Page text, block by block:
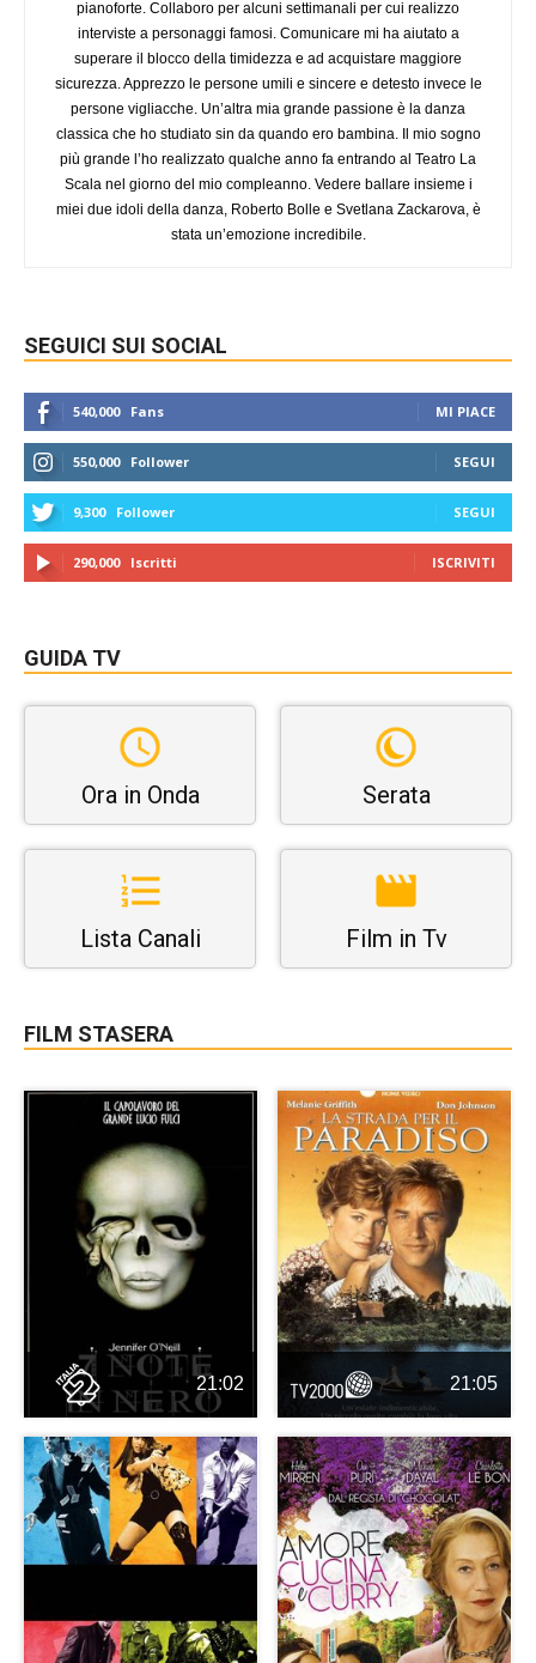
pianoforte. Collaboro per alcuni settimanali per cui realizzo
interviste a personaggi famosi. Comunicare mi ha aiutato a
superare il blocco della timidezza e ad acquistare maggiore
sicurezza. Apprezzo le persone umili e sincere e detesto invece le
persone vigliacche. Un’altra mia grande passione è la danza
classica che ho studiato sin da quando ero bambina. Il mio sogno
più grande l’ho realizzato qualche anno fa entrando al Teatro La
Scala nel giorno del mio compleanno. Vedere ballare insieme i
miei due idoli della danza, Roberto Bolle e Svetlana Zackarova, è
stata un’emozione incredibile.
SEGUICI SUI SOCIAL
540,000 Fans MI PIACE
550,000 Follower SEGUI
9,300 Follower SEGUI
290,000 Iscritti ISCRIVITI
GUIDA TV
Ora in Onda Serata
Lista Canali Film in Tv
FILM STASERA
21:02 21:05